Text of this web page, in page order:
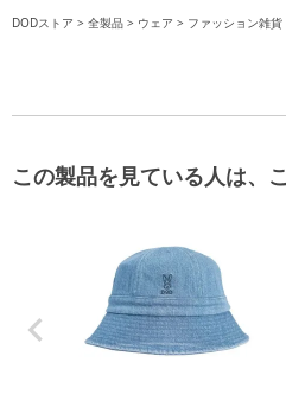
DODストア 全製品 ウェア ファッション雑貨
この製品を見ている人は、